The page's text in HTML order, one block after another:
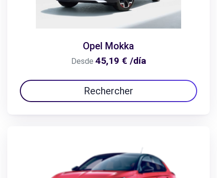
Opel Mokka
Desde 45,19 € /día
Rechercher